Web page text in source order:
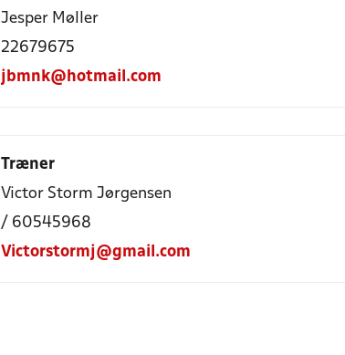
Jesper Møller
22679675
jbmnk@hotmail.com
Træner
Victor Storm Jørgensen
/ 60545968
Victorstormj@gmail.com